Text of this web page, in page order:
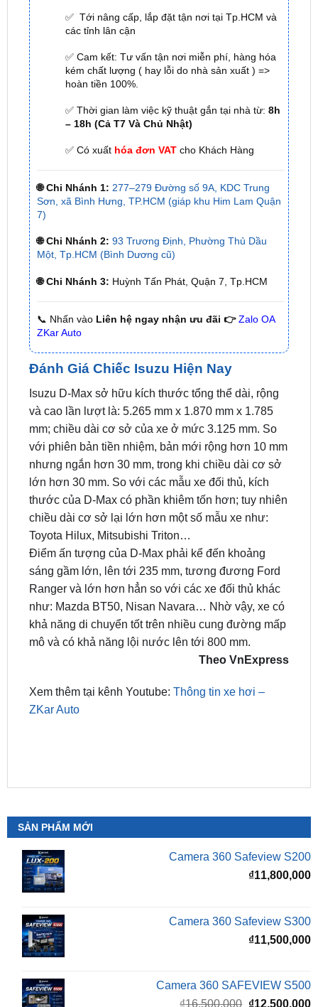
✅ Cam kết: Tư vấn tận nơi miễn phí, hàng hóa
kém chất lượng ( hay lỗi do nhà sản xuất ) =>
✅ Thời gian làm việc kỹ thuật gắn tại nhà từ:8h
– 18h (Cả T7 Và Chủ Nhật)
✅ Có xuấthóa đơn VATcho Khách Hàng
🌐 Chi Nhánh 1: 277–279 Đường số 9A, KDC Trung
🌐 Chi Nhánh 2: 93 Trương Định, Phường Thủ Dầu
Một, Tp.HCM (Bình Dương cũ)
🌐 Chi Nhánh 3: Huỳnh Tấn Phát, Quận 7, Tp.HCM
📞 Nhấn vàoLiên hệ ngay nhận ưu đãi 👉 Zalo OA
Đánh Giá Chiếc Isuzu Hiện Nay
Isuzu D-Max sở hữu kích thước tổng thể dài, rộng
và cao lần lượt là: 5.265 mm x 1.870 mm x 1.785
mm; chiều dài cơ sở của xe ở mức 3.125 mm. So
với phiên bản tiền nhiệm, bản mới rộng hơn 10 mm
nhưng ngắn hơn 30 mm, trong khi chiều dài cơ sở
lớn hơn 30 mm. So với các mẫu xe đối thủ, kích
thước của D-Max có phần khiêm tốn hơn; tuy nhiên
chiều dài cơ sở lại lớn hơn một số mẫu xe như:
Toyota Hilux, Mitsubishi Triton…
Điểm ấn tượng của D-Max phải kể đến khoảng
sáng gầm lớn, lên tới 235 mm, tương đương Ford
Ranger và lớn hơn hẳn so với các xe đối thủ khác
như: Mazda BT50, Nisan Navara… Nhờ vậy, xe có
khả năng di chuyển tốt trên nhiều cung đường mấp
mô và có khả năng lội nước lên tới 800 mm.
Theo VnExpress
Thông tin xe hơi –
SẢN PHẨM MỚI
Camera 360 Safeview S200
₫11,800,000
Camera 360 Safeview S300
Camera 360 SAFEVIEW S500
gốc